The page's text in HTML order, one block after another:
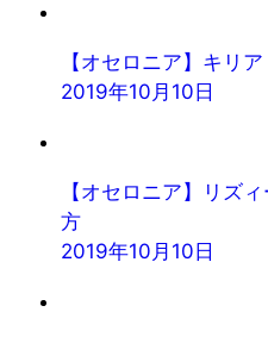
【オセロニア】キリ
2019年10月10日
【オセロニア】リズ
方
2019年10月10日